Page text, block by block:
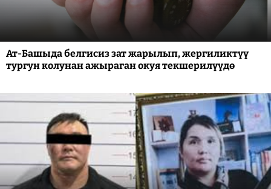
Ат-Башыда белгисиз зат жарылып, жергиликтүү
тургун колунан ажыраган окуя текшерилүүдө